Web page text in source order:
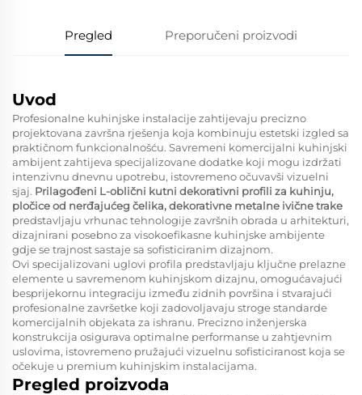
Pregled Preporučeni proizvodi
Uvod
Profesionalne kuhinjske instalacije zahtijevaju precizno
projektovana završna rješenja koja kombinuju estetski izgled sa
praktičnom funkcionalnošću. Savremeni komercijalni kuhinjski
ambijent zahtijeva specijalizovane dodatke koji mogu izdržati
intenzivnu dnevnu upotrebu, istovremeno očuvavši vizuelni
sjaj. Prilagođeni L-oblični kutni dekorativni profili za kuhinju,
pločice od nerđajućeg čelika, dekorativne metalne ivične trake
predstavljaju vrhunac tehnologije završnih obrada u arhitekturi,
dizajnirani posebno za visokoefikasne kuhinjske ambijente
gdje se trajnost sastaje sa sofisticiranim dizajnom.
Ovi specijalizovani uglovi profila predstavljaju ključne prelazne
elemente u savremenom kuhinjskom dizajnu, omogućavajući
besprijekornu integraciju između zidnih površina i stvarajući
profesionalne završetke koji zadovoljavaju stroge standarde
komercijalnih objekata za ishranu. Precizno inženjerska
konstrukcija osigurava optimalne performanse u zahtjevnim
uslovima, istovremeno pružajući vizuelnu sofisticiranost koja se
očekuje u premium kuhinjskim instalacijama.
Pregled proizvoda